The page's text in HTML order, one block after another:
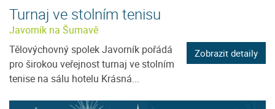
Turnaj ve stolním tenisu
Javorník na Šumavě
Tělovýchovný spolek Javorník pořádá
pro širokou veřejnost turnaj ve stolním
tenise na sálu hotelu Krásná...
Zobrazit detaily